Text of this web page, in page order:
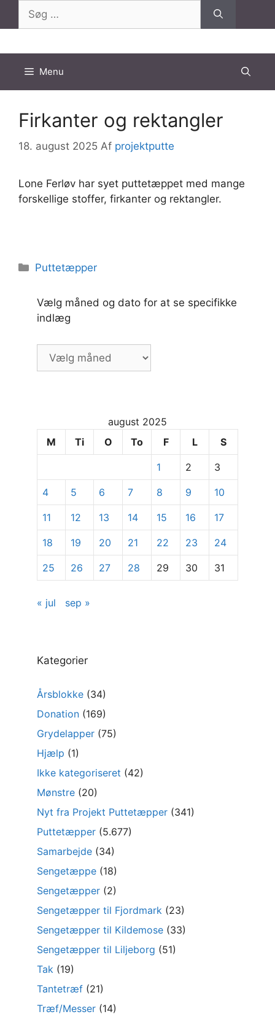
Søg
efter:
Menu
Firkanter og rektangler
18. august 2025 Af projektputte
Lone Ferløv har syet puttetæppet med mange
forskellige stoffer, firkanter og rektangler.
Kategorier
Puttetæpper
Vælg måned og dato for at se specifikke
indlæg
Vælg
måned
specifikke
august 2025
M
Ti O To F L S
1 2 3
4 5 6 7 8 9 10
11 12 13 14 15 16 17
18 19 20 21 22 23 24
25 26 27 28 29 30 31
« jul sep »
Kategorier
Årsblokke (34)
Donation (169)
Grydelapper (75)
Hjælp (1)
Ikke kategoriseret (42)
Mønstre (20)
Nyt fra Projekt Puttetæpper (341)
Puttetæpper (5.677)
Samarbejde (34)
Sengetæppe (18)
Sengetæpper (2)
Sengetæpper til Fjordmark (23)
Sengetæpper til Kildemose (33)
Sengetæpper til Liljeborg (51)
Tak (19)
Tantetræf (21)
Træf/Messer (14)